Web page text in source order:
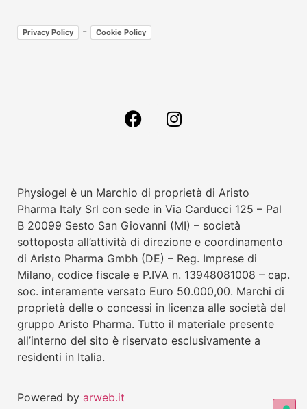
Privacy Policy - Cookie Policy
Physiogel è un Marchio di proprietà di Aristo
Pharma Italy Srl con sede in Via Carducci 125 – Pal
B 20099 Sesto San Giovanni (MI) – società
sottoposta all’attività di direzione e coordinamento
di Aristo Pharma Gmbh (DE) – Reg. Imprese di
Milano, codice fiscale e P.IVA n. 13948081008 – cap.
soc. interamente versato Euro 50.000,00. Marchi di
proprietà delle o concessi in licenza alle società del
gruppo Aristo Pharma. Tutto il materiale presente
all’interno del sito è riservato esclusivamente a
residenti in Italia.
Powered by arweb.it